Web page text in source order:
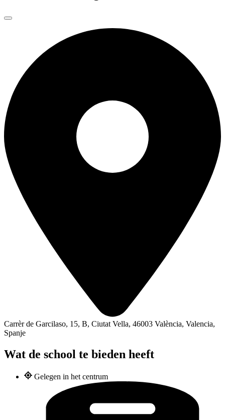
Carrèr de Garcilaso, 15, B, Ciutat Vella, 46003 València, Valencia,
Spanje
Wat de school te bieden heeft
Gelegen in het centrum